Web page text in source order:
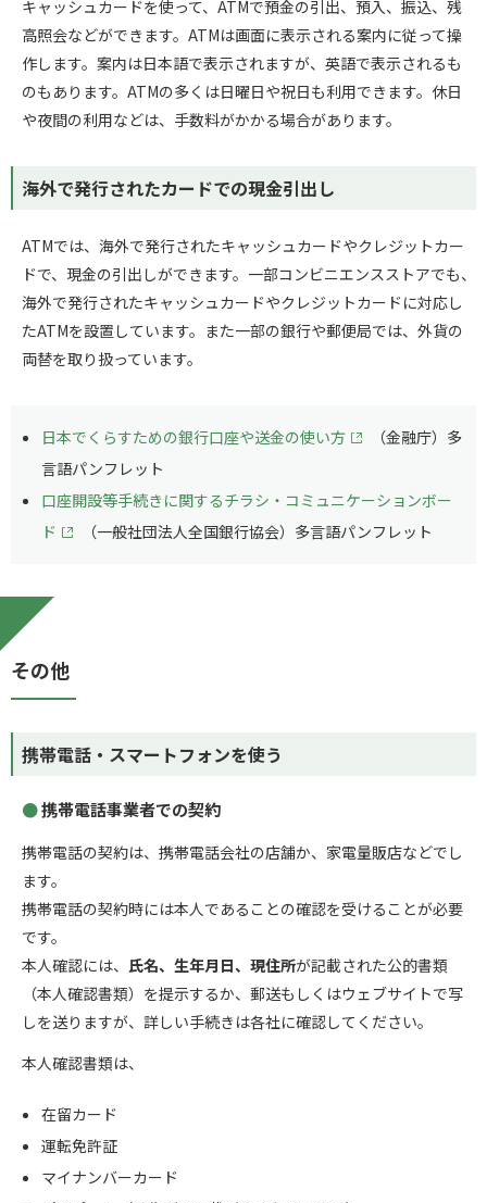
キャッシュカードを使って、ATMで預金の引出、預入、振込、残
高照会などができます。ATMは画面に表示される案内に従って操
作します。案内は日本語で表示されますが、英語で表示されるも
のもあります。ATMの多くは日曜日や祝日も利用できます。休日
や夜間の利用などは、手数料がかかる場合があります。
海外で発行されたカードでの現金引出し
ATMでは、海外で発行されたキャッシュカードやクレジットカー
ドで、現金の引出しができます。一部コンビニエンスストアでも、
海外で発行されたキャッシュカードやクレジットカードに対応し
たATMを設置しています。また一部の銀行や郵便局では、外貨の
両替を取り扱っています。
日本でくらすための銀行口座や送金の使い方
（金融庁）多
言語パンフレット
口座開設等手続きに関するチラシ・コミュニケーションボー
ド
（一般社団法人全国銀行協会）多言語パンフレット
その他
携帯電話・スマートフォンを使う
携帯電話事業者での契約
携帯電話の契約は、携帯電話会社の店舗か、家電量販店などでし
ます。
携帯電話の契約時には本人であることの確認を受けることが必要
です。
本人確認には、 氏名、生年月日、現住所が記載された公的書類
（本人確認書類）を提示するか、郵送もしくはウェブサイトで写
しを送りますが、詳しい手続きは各社に確認してください。
本人確認書類は、
在留カード
運転免許証
マイナンバーカード